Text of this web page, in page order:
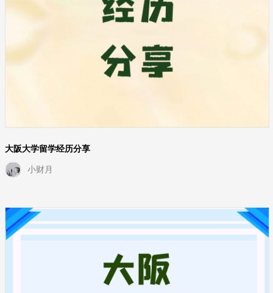
大阪大学留学经历分享
小财月